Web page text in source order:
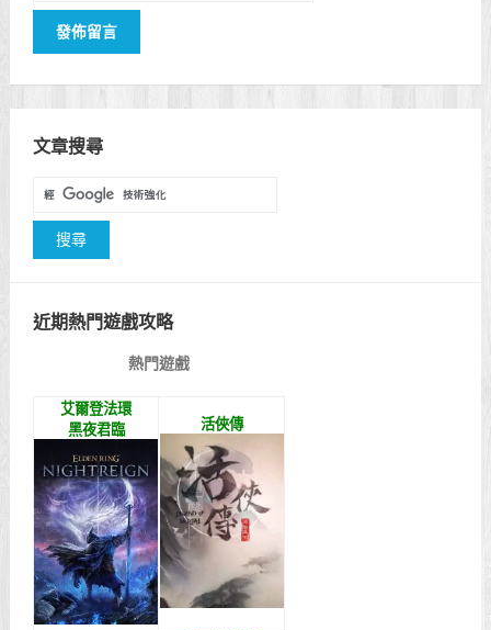
文章搜尋
近期熱門遊戲攻略
熱門遊戲
艾爾登法環
黑夜君臨
活俠傳